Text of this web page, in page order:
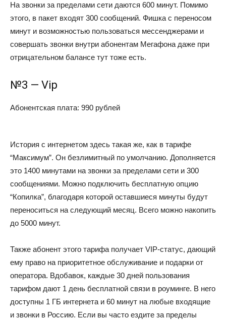
На звонки за пределами сети даются 600 минут. Помимо
этого, в пакет входят 300 сообщений. Фишка с переносом
минут и возможностью пользоваться мессенджерами и
совершать звонки внутри абонентам Мегафона даже при
отрицательном балансе тут тоже есть.
№3 — Vip
Абонентская плата: 990 рублей
История с интернетом здесь такая же, как в тарифе
“Максимум”. Он безлимитный по умолчанию. Дополняется
это 1400 минутами на звонки за пределами сети и 300
сообщениями. Можно подключить бесплатную опцию
“Копилка”, благодаря которой оставшиеся минуты будут
переноситься на следующий месяц. Всего можно накопить
до 5000 минут.
Также абонент этого тарифа получает VIP-статус, дающий
ему право на приоритетное обслуживание и подарки от
оператора. Вдобавок, каждые 30 дней пользования
тарифом дают 1 день бесплатной связи в роуминге. В него
доступны 1 ГБ интернета и 60 минут на любые входящие
и звонки в Россию. Если вы часто ездите за пределы